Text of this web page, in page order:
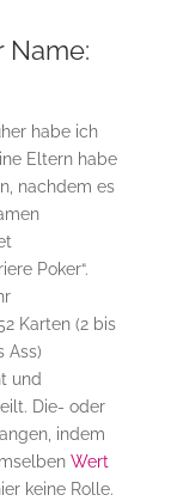
Name:
habe ich
Eltern habe
nachdem es
Poker“.
Karten (2 bis
Ass)
und
Die- oder
indem
Wert
keine Rolle.